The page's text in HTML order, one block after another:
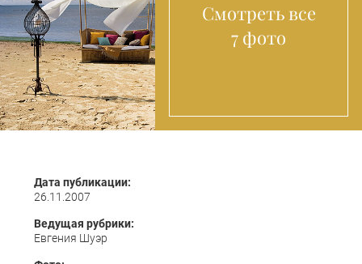
Смотреть все
7 фото
Дата публикации:
26.11.2007
Ведущая рубрики:
Евгения Шуэр